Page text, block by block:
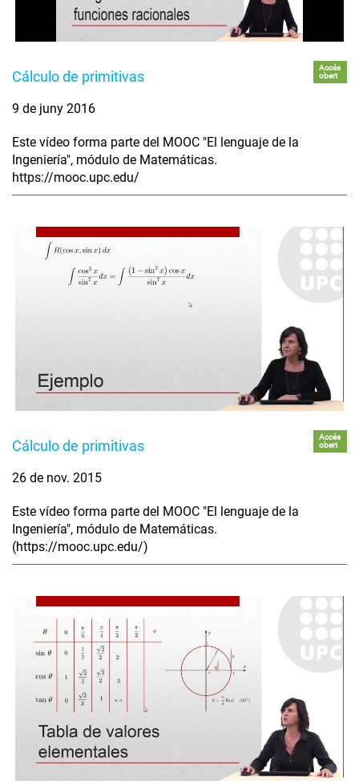
Cálculo de primitivas
Accés
obert
9 de juny 2016
Este vídeo forma parte del MOOC "El lenguaje de la
Ingeniería", módulo de Matemáticas.
https://mooc.upc.edu/
Cálculo de primitivas
Accés
obert
26 de nov. 2015
Este vídeo forma parte del MOOC "El lenguaje de la
Ingeniería", módulo de Matemáticas.
(https://mooc.upc.edu/)